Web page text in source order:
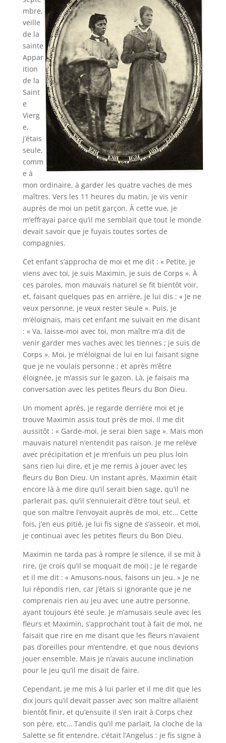
mbre,
veille
de la
sainte
Appar
ition
de la
Saint
e
Vierg
e,
j’étais
seule,
comm
e à
mon ordinaire, à garder les quatre vaches de mes
maîtres. Vers les 11 heures du matin, je vis venir
auprès de moi un petit garçon. À cette vue, je
m’effrayai parce qu’il me semblait que tout le monde
devait savoir que je fuyais toutes sortes de
compagnies.
Cet enfant s’approcha de moi et me dit : « Petite, je
viens avec toi, je suis Maximin, je suis de Corps ». À
ces paroles, mon mauvais naturel se fit bientôt voir,
et, faisant quelques pas en arrière, je lui dis : « Je ne
veux personne, je veux rester seule ». Puis, je
m’éloignais, mais cet enfant me suivait en me disant
: « Va, laisse-moi avec toi, mon maître m’a dit de
venir garder mes vaches avec les tiennes ; je suis de
Corps ». Moi, je m’éloignai de lui en lui faisant signe
que je ne voulais personne ; et après m’être
éloignée, je m’assis sur le gazon. Là, je faisais ma
conversation avec les petites fleurs du Bon Dieu.
Un moment après, je regarde derrière moi et je
trouve Maximin assis tout près de moi. Il me dit
aussitôt : « Garde-moi, je serai bien sage ». Mais mon
mauvais naturel n’entendit pas raison. Je me relève
avec précipitation et je m’enfuis un peu plus loin
sans rien lui dire, et je me remis à jouer avec les
fleurs du Bon Dieu. Un instant après, Maximin était
encore là à me dire qu’il serait bien sage, qu’il ne
parlerait pas, qu’il s’ennuierait d’être tout seul, et
que son maître l’envoyait auprès de moi, etc… Cette
fois, j’en eus pitié, je lui fis signe de s’asseoir, et moi,
je continuai avec les petites fleurs du Bon Dieu.
Maximin ne tarda pas à rompre le silence, il se mit à
rire, (je crois qu’il se moquait de moi) ; je le regarde
et il me dit : « Amusons-nous, faisons un jeu. » Je ne
lui répondis rien, car j’étais si ignorante que je ne
comprenais rien au jeu avec une autre personne,
ayant toujours été seule. Je m’amusais seule avec les
fleurs et Maximin, s’approchant tout à fait de moi, ne
faisait que rire en me disant que les fleurs n’avaient
pas d’oreilles pour m’entendre, et que nous devions
jouer ensemble. Mais je n’avais aucune inclination
pour le jeu qu’il me disait de faire.
Cependant, je me mis à lui parler et il me dit que les
dix jours qu’il devait passer avec son maître allaient
bientôt finir, et qu’ensuite il s’en irait à Corps chez
son père, etc… Tandis qu’il me parlait, la cloche de la
Salette se fit entendre, c’était l’Angelus : je fis signe à